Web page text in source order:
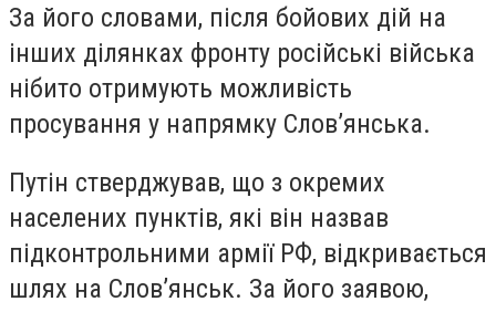
За його словами, після бойових дій на
інших ділянках фронту російські війська
нібито отримують можливість
просування у напрямку Слов’янська.
Путін стверджував, що з окремих
населених пунктів, які він назвав
підконтрольними армії РФ, відкривається
шлях на Слов’янськ. За його заявою,